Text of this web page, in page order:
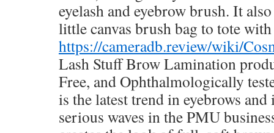
eyelash and eyebrow brush. It
little canvas brush bag to tote
https://cameradb.review/wiki/
Lash Stuff Brow Lamination
Free, and Ophthalmologically
is the latest trend in eyebrows and
serious waves in the PMU